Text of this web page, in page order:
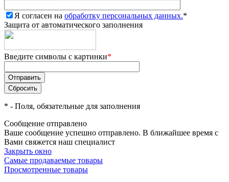
Я согласен на обработку персональных данных.*
Защита от автоматического заполнения
Введите символы с картинки*
* - Поля, обязательные для заполнения
Сообщение отправлено
Ваше сообщение успешно отправлено. В ближайшее время с
Вами свяжется наш специалист
Закрыть окно
Самые продаваемые товары
Просмотренные товары